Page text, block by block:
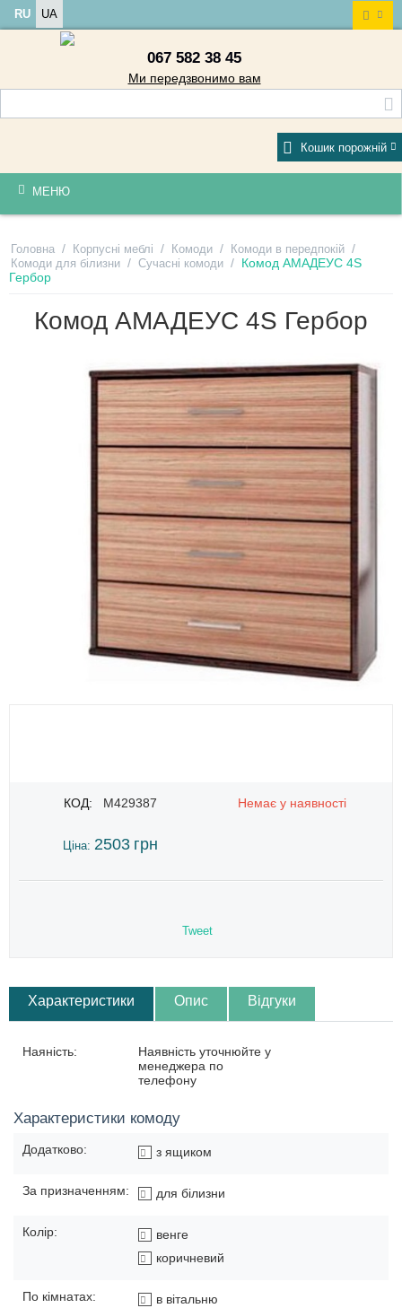
RU UA
067 582 38 45
Ми передзвонимо вам
Кошик порожній
МЕНЮ
Головна / Корпусні меблі / Комоди / Комоди в передпокій /
Комоди для білизни / Сучасні комоди / Комод АМАДЕУС 4S
Гербор
Комод АМАДЕУС 4S Гербор
КОД: M429387 Немає у наявності
Ціна: 2503 грн
Tweet
Характеристики Опис Відгуки
Наяність:
Наявність уточнюйте у
менеджера по
телефону
Характеристики комоду
Додатково: з ящиком
За призначенням: для білизни
Колір:
венге
коричневий
По кімнатах:
в вітальню